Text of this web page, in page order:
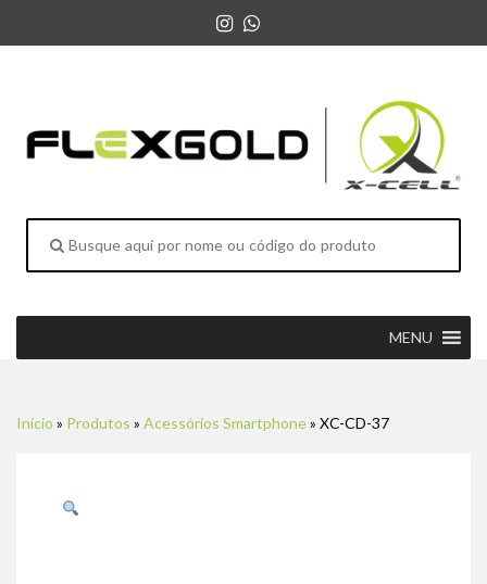
MENU
Início » Produtos » Acessórios Smartphone» XC-CD-37